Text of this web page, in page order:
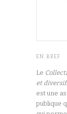
EN BREF
Le
et
est une
publique